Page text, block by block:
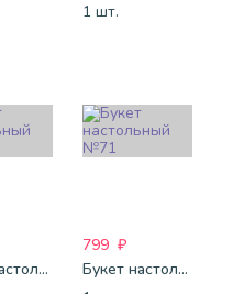
1 шт.
Букет настольный №54
799 ₽
Букет настольный №71